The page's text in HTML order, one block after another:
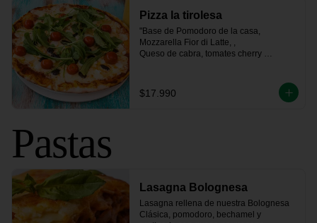
Pizza la tirolesa
"Base de Pomodoro de la casa,
Mozzarella Fior di Latte, ,
Queso de cabra, tomates cherry
$17.990
Pastas
Lasagna Bolognesa
Lasagna rellena de nuestra Bolognesa
Clásica, pomodoro, bechamel y